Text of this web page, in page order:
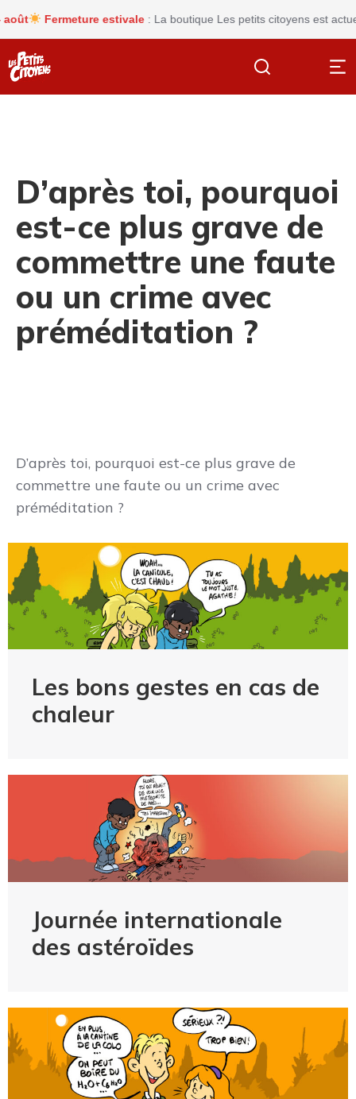
Fermeture estivale: La boutique Les petits citoyens est
D’après toi, pourquoi
est-ce plus grave de
commettre une faute
ou un crime avec
préméditation ?
D’après toi, pourquoi est-ce plus grave de
commettre une faute ou un crime avec
préméditation ?
Les bons gestes en cas de
chaleur
Journée internationale
des astéroïdes